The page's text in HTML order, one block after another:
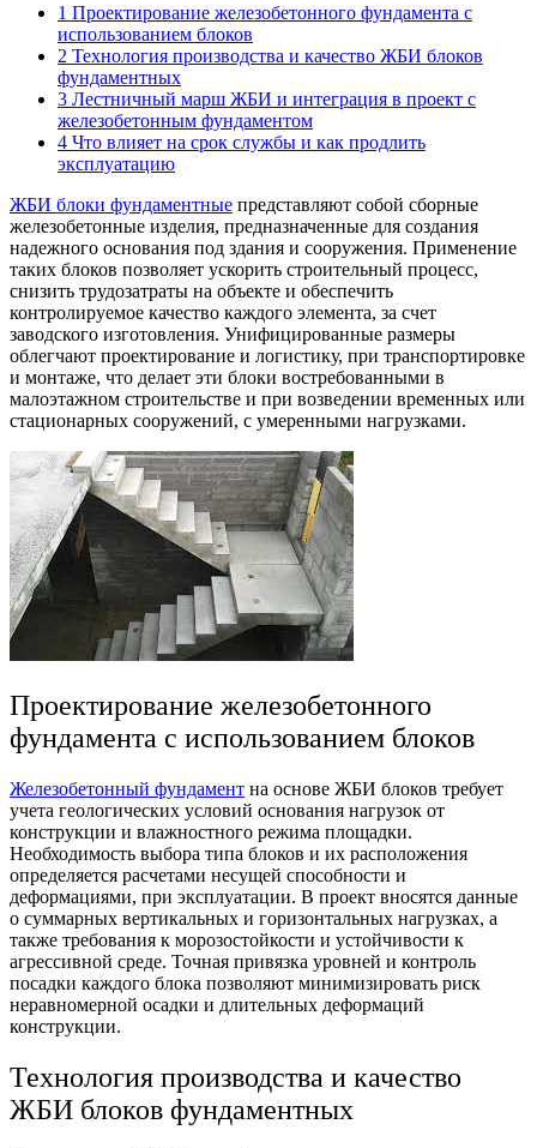
1 Проектирование железобетонного фундамента с
использованием блоков
2 Технология производства и качество ЖБИ блоков
фундаментных
3 Лестничный марш ЖБИ и интеграция в проект с
железобетонным фундаментом
4 Что влияет на срок службы и как продлить
эксплуатацию
ЖБИ блоки фундаментные представляют собой сборные
железобетонные изделия, предназначенные для создания
надежного основания под здания и сооружения. Применение
таких блоков позволяет ускорить строительный процесс,
снизить трудозатраты на объекте и обеспечить
контролируемое качество каждого элемента, за счет
заводского изготовления. Унифицированные размеры
облегчают проектирование и логистику, при транспортировке
и монтаже, что делает эти блоки востребованными в
малоэтажном строительстве и при возведении временных или
стационарных сооружений, с умеренными нагрузками.
Проектирование железобетонного
фундамента с использованием блоков
Железобетонный фундамент на основе ЖБИ блоков требует
учета геологических условий основания нагрузок от
конструкции и влажностного режима площадки.
Необходимость выбора типа блоков и их расположения
определяется расчетами несущей способности и
деформациями, при эксплуатации. В проект вносятся данные
о суммарных вертикальных и горизонтальных нагрузках, а
также требования к морозостойкости и устойчивости к
агрессивной среде. Точная привязка уровней и контроль
посадки каждого блока позволяют минимизировать риск
неравномерной осадки и длительных деформаций
конструкции.
Технология производства и качество
ЖБИ блоков фундаментных